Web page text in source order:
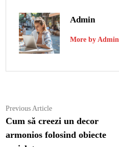
Admin
More by Admin
Navigare
în
articole
Previous ArticlePrevious
article:
Cum să creezi un decor
armonios folosind obiecte